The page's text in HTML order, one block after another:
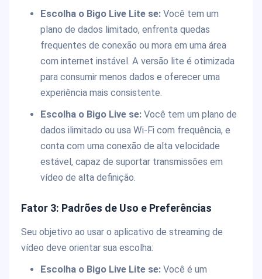
Escolha o Bigo Live Lite se:Você tem um
plano de dados limitado, enfrenta quedas
frequentes de conexão ou mora em uma área
com internet instável. A versão lite é otimizada
para consumir menos dados e oferecer uma
experiência mais consistente.
Escolha o Bigo Live se:Você tem um plano de
dados ilimitado ou usa Wi-Fi com frequência, e
conta com uma conexão de alta velocidade
estável, capaz de suportar transmissões em
vídeo de alta definição.
Fator 3: Padrões de Uso e Preferências
Seu objetivo ao usar o aplicativo de streaming de
vídeo deve orientar sua escolha:
Escolha o Bigo Live Lite se:Você é um